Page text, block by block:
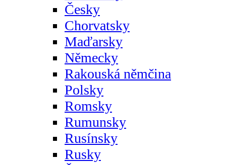
Česky
Chorvatsky
Maďarsky
Německy
Rakouská němčina
Polsky
Romsky
Rumunsky
Rusínsky
Rusky